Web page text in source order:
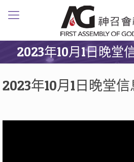
2023年10月1日晚堂
2023年10月1日晚堂信